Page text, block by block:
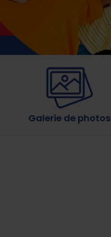
Galerie de photos